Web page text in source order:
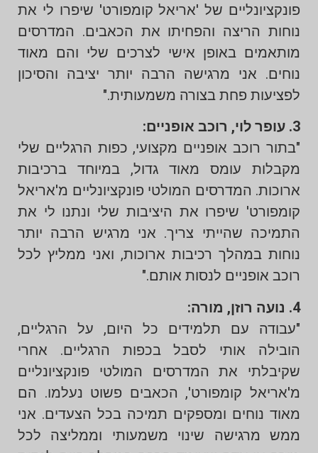
פונקציונליים של 'אריאל קומפורט' שיפרו לי את
נוחות הריצה והפחיתו את הכאבים. המדרסים
מותאמים באופן אישי לצרכים שלי והם מאוד
נוחים. אני מרגישה הרבה יותר יציבה והסיכון
לפציעות פחת בצורה משמעותית."
3. עופר לוי, רוכב אופניים:
"בתור רוכב אופניים מקצועי, כפות הרגליים שלי
מקבלות עומס מאוד גדול, במיוחד ברכיבות
ארוכות. המדרסים המולטי פונקציונליים מ'אריאל
קומפורט' שיפרו את היציבות שלי ונתנו לי את
התמיכה שהייתי צריך. אני מרגיש הרבה יותר
נוחות במהלך רכיבות ארוכות, ואני ממליץ לכל
רוכב אופניים לנסות אותם."
4. נועה רוזן, מורה:
"עבודה עם תלמידים כל היום, על הרגליים,
הובילה אותי לסבל בכפות הרגליים. אחרי
שקיבלתי את המדרסים המולטי פונקציונליים
מ'אריאל קומפורט', הכאבים פשוט נעלמו. הם
מאוד נוחים ומספקים תמיכה בכל הצעדים. אני
ממש מרגישה שינוי משמעותי וממליצה לכל